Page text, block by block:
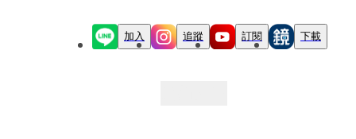
加入 追蹤 訂閱 下載